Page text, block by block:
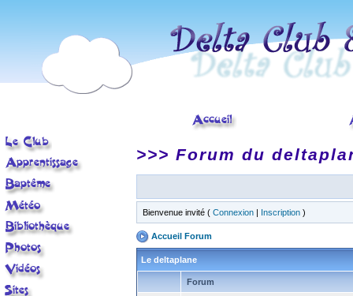
>>> Forum du
Bienvenue invité ( Connexion | Inscription )
Accueil Forum
Le deltaplane
Forum